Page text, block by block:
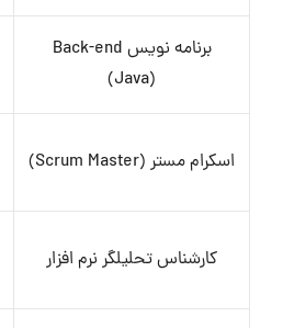
برنامه نویس Back-end
(Java)
اسکرام مستر (Scrum Master)
کارشناس تحلیلگر نرم افزار